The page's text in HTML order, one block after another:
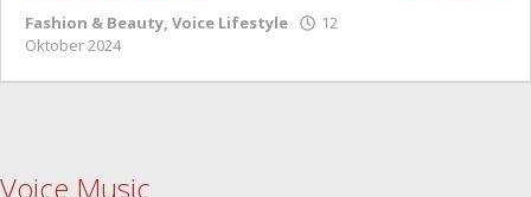
Fashion & Beauty, Voice Lifestyle
12
Oktober 2024
Voice Music